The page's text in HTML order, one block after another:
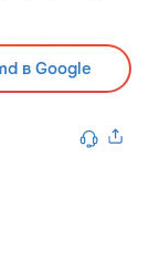
в Google